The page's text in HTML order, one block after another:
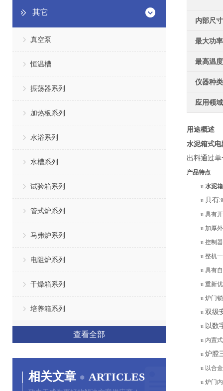
其它
真空泵
恒温槽
振荡器系列
加热板系列
水浴系列
水槽系列
试验箱系列
管式炉系列
马弗炉系列
电阻炉系列
干燥箱系列
培养箱系列
查看全部
相关文章 ARTICLES
内部尺寸
最大功率
最高温度
仪器种类
应用领域
用途概述
水泥箱式电
出料通过
产品特点
u 水泥
u 具有
u 具有
u 加厚
u 控制
u 整机
u 具有
u 重新
u 炉门
u 双级
u 以数
u 内置
u 炉膛
u 以合
u 炉门